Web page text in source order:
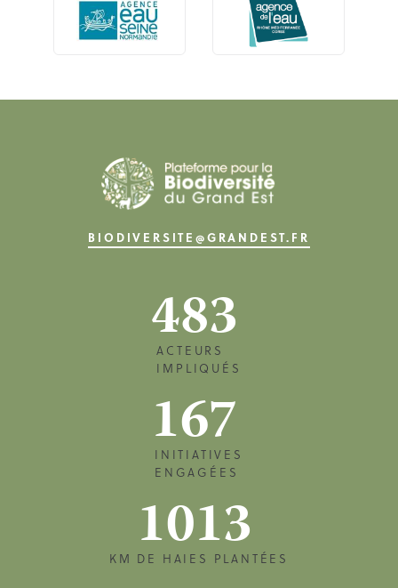
BIODIVERSITE@GRANDEST.FR
483
ACTEURS
IMPLIQUÉS
167
INITIATIVES
ENGAGÉES
1013
KM DE HAIES PLANTÉES